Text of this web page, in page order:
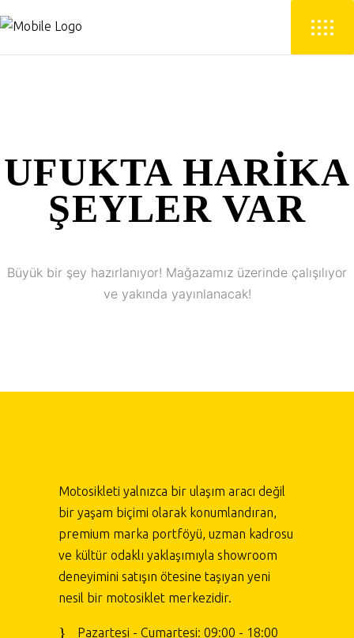
UFUKTA HARIKA
ŞEYLER VAR
Büyük bir şey hazırlanıyor! Mağazamız üzerinde çalışılıyor
ve yakında yayınlanacak!
Motosikleti yalnızca bir ulaşım aracı değil
bir yaşam biçimi olarak konumlandıran,
premium marka portföyü, uzman kadrosu
ve kültür odaklı yaklaşımıyla showroom
deneyimini satışın ötesine taşıyan yeni
nesil bir motosiklet merkezidir.
Pazartesi - Cumartesi: 09:00 - 18:00